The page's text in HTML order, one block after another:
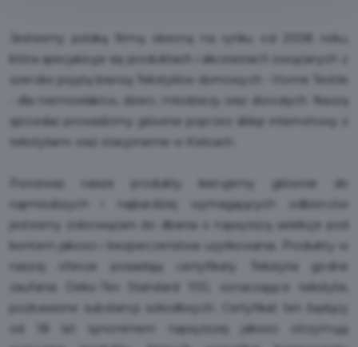
Jesteśmy polską firmą obecną na rynku od 2008 roku,
która specjalizuje się produktach i akcesoriach związanych z
szeroko pojętą branżą Tekstyliów domowych - Home Textile
- dla niemowlaków, dzieci, młodzieży oraz dorosłych. Naszą
sprzedaż prowadzimy głównie poprzez sklep internetowy z
tekstyliami oraz stacjonarnie w Kielcach.
Ponieważ nasze produkty kierujemy głównie do
najmłodszych i najbardziej wymagających odbiorców
jesteśmy zobowiązani do dbania o najwyższą selekcje pod
kontem jakości i bezpieczeństwa użytkowania. Produkty w
naszej ofercie posiadają certyfikaty Tekstylia godne
zaufania Oeko-Tex Standard 100, oznaczające tekstylia,
pozbawione substancji szkodliwych. Certyfikat ten będący
od 18 lat synonimem najwyższej jakości otrzymują